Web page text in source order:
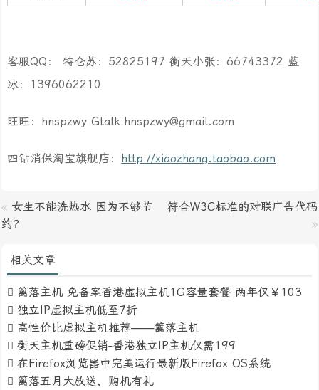
客服QQ： 特仑苏：52825197 衡天小张：66743372 蓝
冰：1396062210
旺旺：hnspzwy Gtalk:hnspzwy@gmail.com
四钻消保淘宝旗舰店： http://xiaozhang.taobao.com
« 女生不能洗热水 因为不够节
约？
符合W3C标准的对联广告代码
»
相关文章
篱落主机 免备案香港虚拟主机1G容量套餐 两年仅￥103
独立IP虚拟主机低至7折
高性价比虚拟主机推荐——篱落主机
衡天主机重磅促销-香港独立IP主机仅需199
在Firefox浏览器中完美运行最新版Firefox OS系统
篱落五月大放送，购机有礼